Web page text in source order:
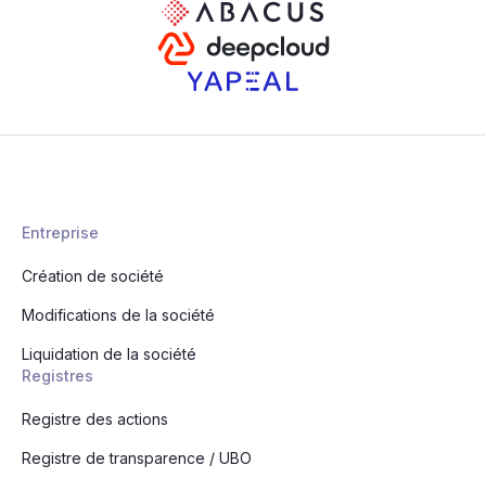
Entreprise
Création de société
Modifications de la société
Liquidation de la société
Registres
Registre des actions
Registre de transparence / UBO